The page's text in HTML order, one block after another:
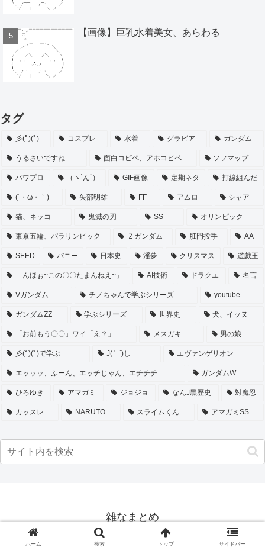
【画像】巨乳水着美女、あらわる
タグ
彡(ﾟ)(ﾟ) コスプレ 水着 グラビア ガンダム
うるさいですね… 面白コピペ、アホコピペ ソフマップ
パワプロ （ヽ´ん`） GIF画像 定期ネタ 打線組んだ
(´・ω・｀) 矢部明雄 FF アムロ シャア
猫、ネッコ 鬼滅の刃 SS オリンピック
東京五輪、パラリンピック Ｚガンダム 肛門投手 AA
SEED バニー 日本史 淫夢 クリスマス 遊戯王
「んほぉ~この〇〇たまんねえ~」 AI技術 ドラクエ 名言
Vガンダム チノちゃんで学ぶシリーズ youtube
ガンダムZZ 学ぶシリーズ 世界史 犬、イッヌ
「お前もう〇〇」ワイ「え？」 メスガキ 男の娘
彡(ﾟ)(ﾟ)で学ぶ J( 'ｰ`)し エヴァンゲリオン
エッッッ、ふーん、エッチじゃん、エチチチ ガンダムW
ひろゆき アマガミ ジョジョ なんJ黒歴史 対魔忍
カッスレ NARUTO スライムくん アマガミSS
雑なまとめ
© 2018 雑なまとめ.
ホーム 検索 トップ サイドバー